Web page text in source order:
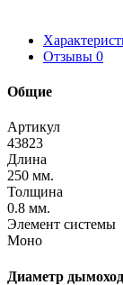
Отзывы 0
Общие
Артикул
43823
Длина
250 мм.
Толщина
0.8 мм.
Элемент системы
Моно
Диаметр